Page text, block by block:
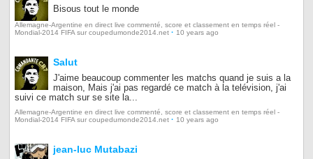
Bisous tout le monde
Allemagne-Argentine en direct live commenté, score et classement en temps réel -
Mondial-2014 FIFA sur coupedumonde2014.net · 10 years ago
Salut
J'aime beaucoup commenter les matchs quand je suis a la
maison, Mais j'ai pas regardé ce match à la telévision, j'ai
suivi ce match sur se site la...
Allemagne-Argentine en direct live commenté, score et classement en temps réel -
Mondial-2014 FIFA sur coupedumonde2014.net · 10 years ago
jean-luc Mutabazi